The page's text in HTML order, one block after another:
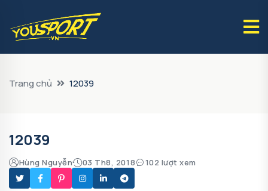
Trang chủ 12039
12039
Hùng Nguyễn 03 Th8, 2018 102 lượt xem